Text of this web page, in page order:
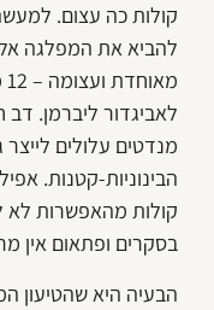
קולות כה עצום.
להביא את המפלגה
לאביגדור ליברמן.
מנדטים עלולים
קולות מהאפשרות לא
בסקרים ופתאום אין
הבעיה היא שהטיעון